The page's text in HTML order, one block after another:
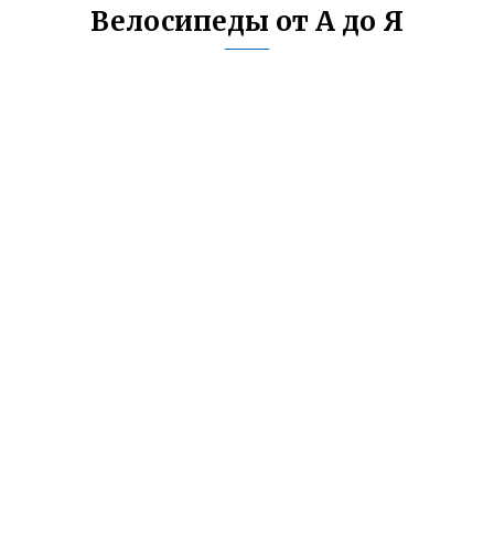
Велосипеды от А до Я